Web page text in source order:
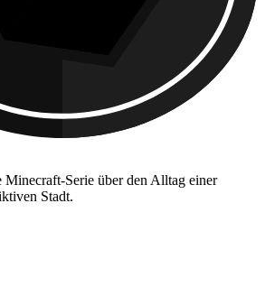
Serie über den Alltag einer
Stadt.